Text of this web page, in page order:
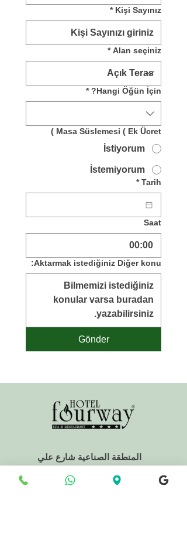
Kişi Sayınız
*
Alan seçiniz
*
Hangi Öğün İçin?
*
Masa Süslemesi ( Ek Ücret )
İstiyorum
İstemiyorum
Tarih
*
Saat
:
Aktarmak istediğiniz Diğer konu:
Gönder
المنطقة الصناعية شارع علي
إحسان بولوك باشي
رقم: 14/أ دورتيول/هاتاي، 0(326)